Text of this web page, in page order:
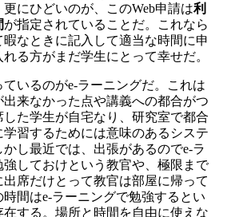
更にひどいのが、このWeb申請は利
が指定されていることだ。これなら
暇なときに記入して適当な時間に申
る方がまだ学生にとって幸せだ。
ているのがe-ラーニングだ。これは
来なかった点や講義への都合がつ
た学生が自宅なり、研究室で都合
習するためには意味のあるシステ
かし最近では、出張があるのでe-ラ
強しておけという教官や、極限まで
出席だけとって教官は部屋に帰って
時間はe-ラーニングで勉強するとい
在する。場所と時間を自由に使えな